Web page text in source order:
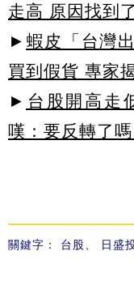
走高 原因找到了
► 蝦皮「台灣
買到假貨 專家
► 台股開高走
嘆：要反轉了嗎
關鍵字： 台股 日盛